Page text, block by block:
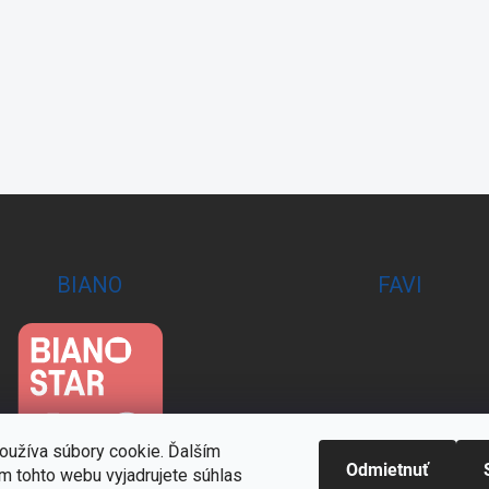
súbory cookie. Ďalším
tohto webu vyjadrujete súhlas
Odmietnuť
BIANO FAVI